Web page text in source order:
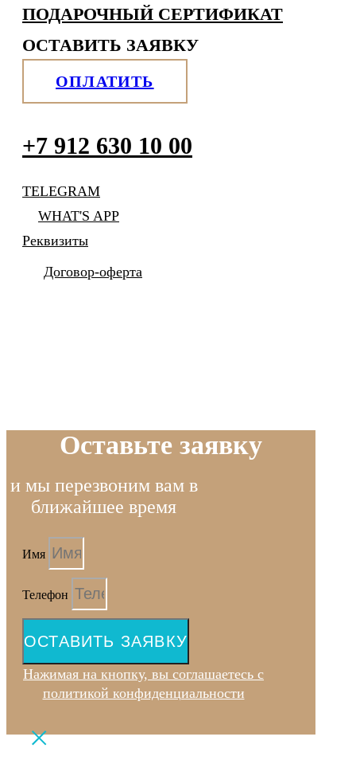
ПОДАРОЧНЫЙ СЕРТИФИКАТ
ОСТАВИТЬ ЗАЯВКУ
ОПЛАТИТЬ
+7 912 630 10 00
TELEGRAM
WHAT'S APP
Реквизиты
Договор-оферта
Оставьте заявку
и мы перезвоним вам в
ближайшее время
Имя
Телефон
ОСТАВИТЬ ЗАЯВКУ
Нажимая на кнопку, вы соглашаетесь с
политикой конфиденциальности